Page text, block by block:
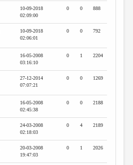
10-09-2018
02:09:00
0 0 888
10-09-2018
02:06:01
0 0 792
16-05-2008
03:16:10
0 1 2204
27-12-2014
07:07:21
0 0 1269
16-05-2008
02:45:38
0 0 2188
24-03-2008
02:18:03
0 4 2189
20-03-2008
19:47:03
0 1 2026